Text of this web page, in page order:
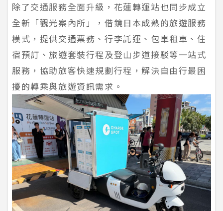
除了交通服務全面升級，花蓮轉運站也同步成立
全新「觀光案內所」，借鏡日本成熟的旅遊服務
模式，提供交通票務、行李託運、包車租車、住
宿預訂、旅遊套裝行程及登山步道接駁等一站式
服務，協助旅客快速規劃行程，解決自由行最困
擾的轉乘與旅遊資訊需求。